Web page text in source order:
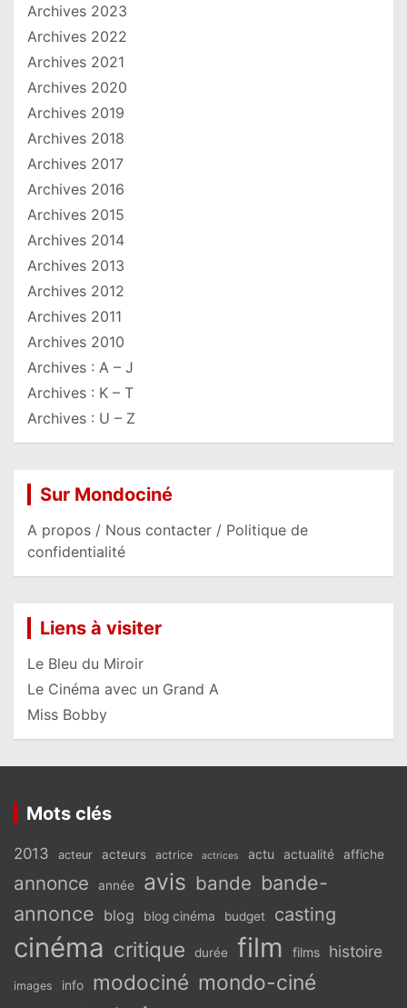
Archives 2023
Archives 2022
Archives 2021
Archives 2020
Archives 2019
Archives 2018
Archives 2017
Archives 2016
Archives 2015
Archives 2014
Archives 2013
Archives 2012
Archives 2011
Archives 2010
Archives : A – J
Archives : K – T
Archives : U – Z
Sur Mondociné
A propos / Nous contacter / Politique de
confidentialité
Liens à visiter
Le Bleu du Miroir
Le Cinéma avec un Grand A
Miss Bobby
Mots clés
2013 acteur acteurs actrice actrices actu actualité affiche
annonce année avis bande bande-
annonce blog blog cinéma budget casting
cinéma critique durée film films histoire
images info modociné mondo-ciné